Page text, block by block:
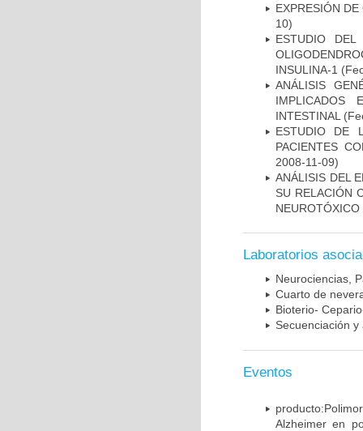
EXPRESIÓN
10)
ESTUDIO
INSULINA-1
ANÁLISIS
IMPLICADOS
INTESTINAL
ESTUDIO DE
PACIENTES
2008-11-09)
ANÁLISIS DEL
SU RELACIÓN
NEUROTÓXICO
Laboratorios
Neurociencias,
Cuarto de
Bioterio-
Secuenciación
Eventos
Alzheimer en